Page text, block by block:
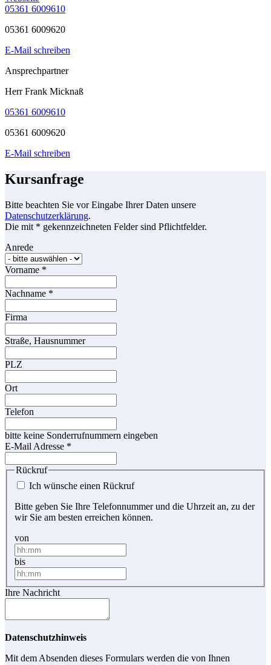
05361 6009610
05361 6009620
E-Mail schreiben
Ansprechpartner
Herr Frank Micknaß
05361 6009610
05361 6009620
E-Mail schreiben
Kursanfrage
Bitte beachten Sie vor Eingabe Ihrer Daten unsere
Datenschutzerklärung.
Die mit * gekennzeichneten Felder sind Pflichtfelder.
Anrede
Vorname *
Nachname *
Firma
Straße, Hausnummer
PLZ
Ort
Telefon
bitte keine Sonderrufnummern eingeben
E-Mail Adresse *
Rückruf
Ich wünsche einen Rückruf
Bitte geben Sie Ihre Telefonnummer und die Uhrzeit an, zu der
wir Sie am besten erreichen können.
von
bis
Ihre Nachricht
Datenschutzhinweis
Mit dem Absenden dieses Formulars werden die von Ihnen